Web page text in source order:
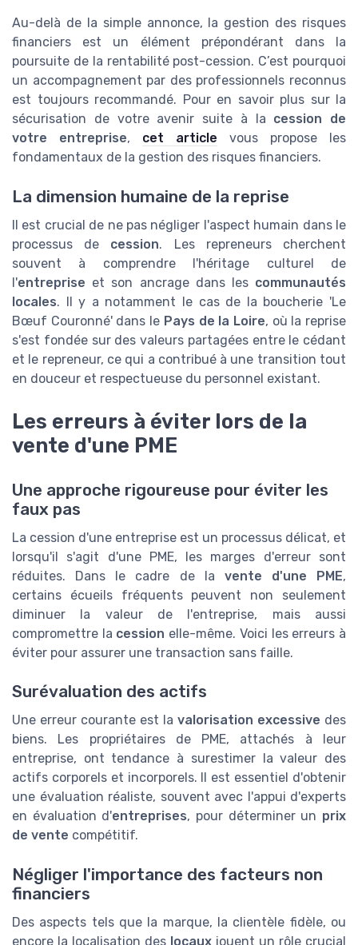
Au-delà de la simple annonce, la gestion des risques
financiers est un élément prépondérant dans la
poursuite de la rentabilité post-cession. C’est pourquoi
un accompagnement par des professionnels reconnus
est toujours recommandé. Pour en savoir plus sur la
sécurisation de votre avenir suite à la cession de
votre entreprise, cet article vous propose les
fondamentaux de la gestion des risques financiers.
La dimension humaine de la reprise
Il est crucial de ne pas négliger l'aspect humain dans le
processus de cession. Les repreneurs cherchent
souvent à comprendre l'héritage culturel de
l'entreprise et son ancrage dans les communautés
locales. Il y a notamment le cas de la boucherie 'Le
Bœuf Couronné' dans le Pays de la Loire, où la reprise
s'est fondée sur des valeurs partagées entre le cédant
et le repreneur, ce qui a contribué à une transition tout
en douceur et respectueuse du personnel existant.
Les erreurs à éviter lors de la
vente d'une PME
Une approche rigoureuse pour éviter les
faux pas
La cession d'une entreprise est un processus délicat, et
lorsqu'il s'agit d'une PME, les marges d'erreur sont
réduites. Dans le cadre de la vente d'une PME,
certains écueils fréquents peuvent non seulement
diminuer la valeur de l'entreprise, mais aussi
compromettre la cession elle-même. Voici les erreurs à
éviter pour assurer une transaction sans faille.
Surévaluation des actifs
Une erreur courante est la valorisation excessive des
biens. Les propriétaires de PME, attachés à leur
entreprise, ont tendance à surestimer la valeur des
actifs corporels et incorporels. Il est essentiel d'obtenir
une évaluation réaliste, souvent avec l'appui d'experts
en évaluation d'entreprises, pour déterminer un prix
de vente compétitif.
Négliger l'importance des facteurs non
financiers
Des aspects tels que la marque, la clientèle fidèle, ou
encore la localisation des locauxjouent un rôle crucial